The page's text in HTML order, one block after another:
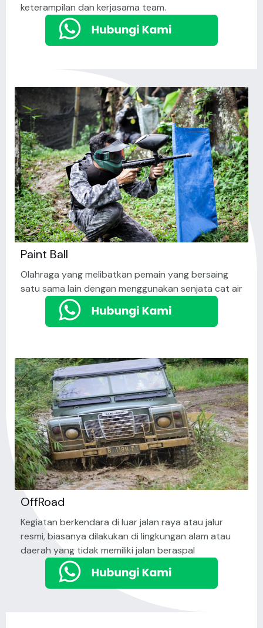
keterampilan dan kerjasama team.
Paint Ball
Olahraga yang melibatkan pemain yang bersaing
satu sama lain dengan menggunakan senjata cat air
OffRoad
Kegiatan berkendara di luar jalan raya atau jalur
resmi, biasanya dilakukan di lingkungan alam atau
daerah yang tidak memiliki jalan beraspal